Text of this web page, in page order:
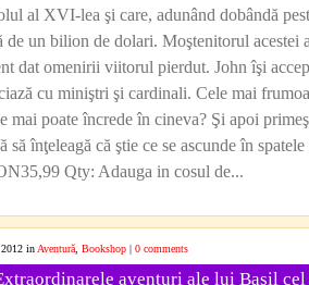
al XVI-lea şi care, adunând dobândă
de un bilion de dolari. Moştenitorul acestei
dat omenirii viitorul pierdut. John îşi
cu miniştri şi cardinali. Cele mai
mai poate încrede în cineva? Şi apoi
să înţeleagă că ştie ce se ascunde în
Qty: Adauga in cosul de...
in Aventură Bookshop | 0 comments
aventuri ale lui Basil cel